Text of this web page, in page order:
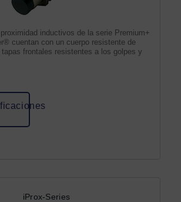
proximidad inductivos de la serie Premium+
cuentan con un cuerpo resistente de
tapas frontales resistentes a los golpes y
iProx-Series